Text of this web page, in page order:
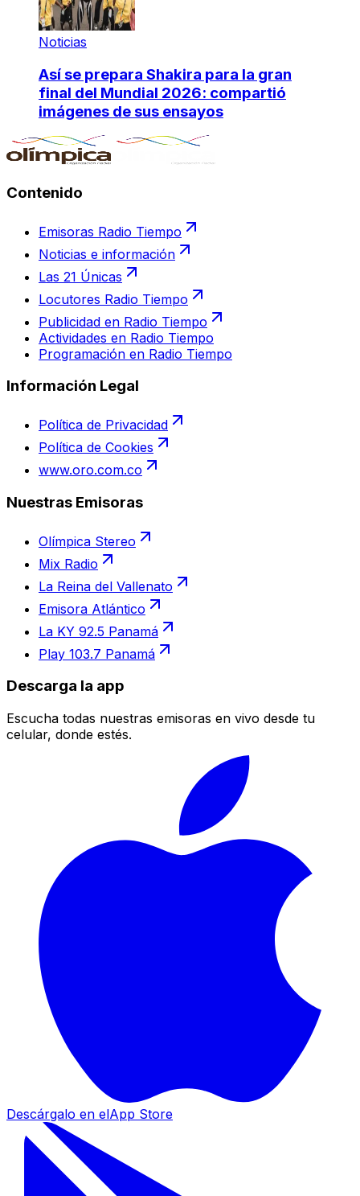
Noticias
Así se prepara Shakira para la gran
final del Mundial 2026: compartió
imágenes de sus ensayos
Contenido
Emisoras Radio Tiempo
Noticias e información
Las 21 Únicas
Locutores Radio Tiempo
Publicidad en Radio Tiempo
Actividades en Radio Tiempo
Programación en Radio Tiempo
Información Legal
Política de Privacidad
Política de Cookies
www.oro.com.co
Nuestras Emisoras
Olímpica Stereo
Mix Radio
La Reina del Vallenato
Emisora Atlántico
La KY 92.5 Panamá
Play 103.7 Panamá
Descarga la app
Escucha todas nuestras emisoras en vivo desde tu
celular, donde estés.
Descárgalo en elApp Store